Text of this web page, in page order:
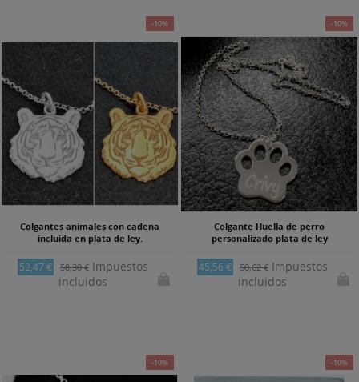
-10%
Colgantes animales con cadena
incluida en plata de ley.
52,47 € 58,30 €Impuestos
incluidos
-10%
Colgante Huella de perro
personalizado plata de ley
45,56 € 50,62 €Impuestos
incluidos
-10% -10%